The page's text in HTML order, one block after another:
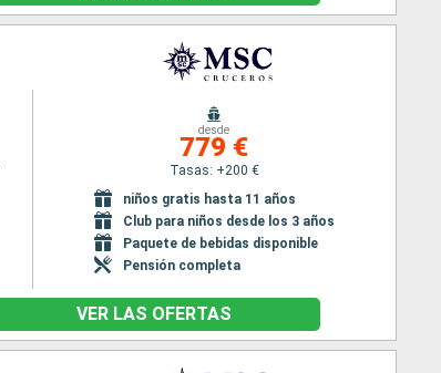
desde
779 €
Tasas: +200 €
niños gratis hasta 11 años
Club para niños desde los 3 años
Paquete de bebidas disponible
Pensión completa
VER LAS OFERTAS